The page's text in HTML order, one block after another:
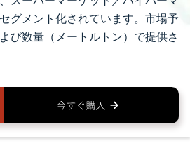
グメント化されています。市場予
び数量（メートルトン）で提供さ